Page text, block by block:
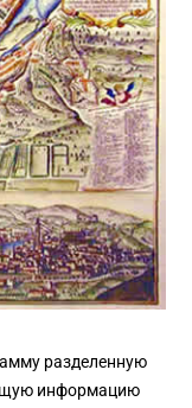
разделенную
информацию